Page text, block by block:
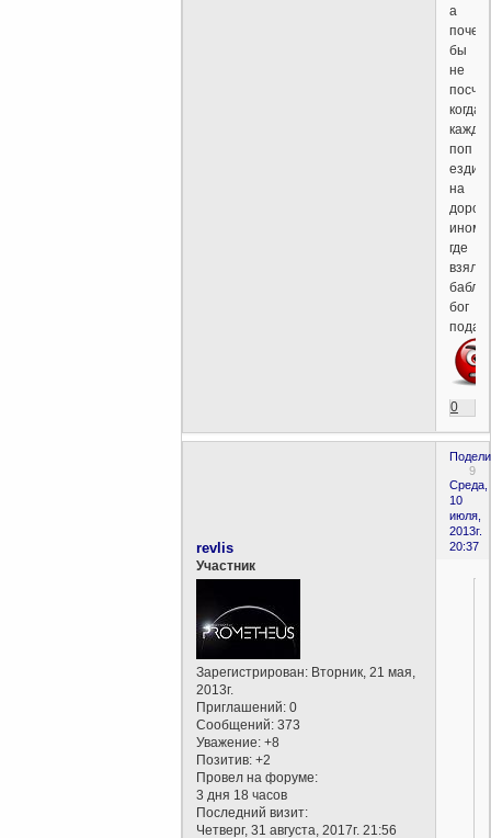
а
бы
не
когда
поп
ездит
на
где
взял
бог
0
9
Среда,
10
июля,
2013г.
20:37
revlis
Участник
Зарегистрирован: Вторник, 21 мая,
2013г.
Приглашений: 0
Сообщений: 373
Уважение: +8
Позитив: +2
Провел на форуме:
3 дня 18 часов
Последний визит:
Четверг, 31 августа, 2017г. 21:56